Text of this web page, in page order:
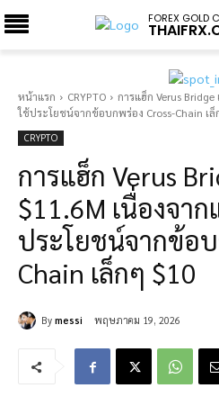
FOREX GOLD
หน้าแรก CRYPTO
การแฮ็ก Verus
ใช้ประโยชน์จากข้อบกพร่อง Cross-Chain เ
CRYPTO
การแฮ็ก Verus
$11.6M เนื่องจาก
ประโยชน์จากข้อ
Chain เล็กๆ $10
By messi พฤษภาคม 19, 2026